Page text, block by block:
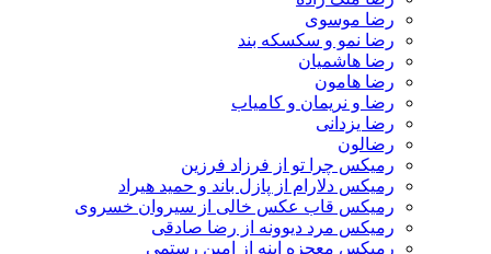
رضا موسوی
رضا نمو و سکسکه بند
رضا هاشمیان
رضا هامون
رضا و نریمان و کامیاب
رضا یزدانی
رضالون
رمیکس چرا تو از فرزاد فرزین
رمیکس دلارام از پازل باند و حمید هیراد
رمیکس قاب عکس خالی از سیروان خسروی
رمیکس مرد دیوونه از رضا صادقی
رمیکس معجزه اینه از امین رستمی